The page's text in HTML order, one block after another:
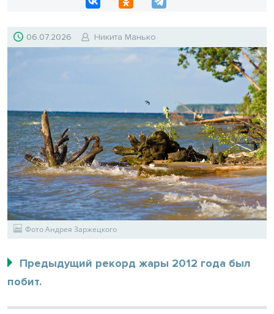
06.07.2026 Никита Манько
Фото Андрея Заржецкого
Предыдущий рекорд жары 2012 года был
побит.